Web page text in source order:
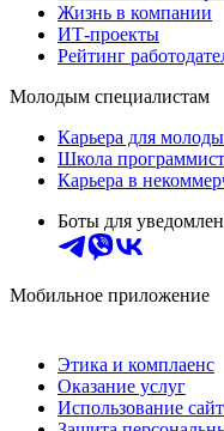
Жизнь в компании
ИТ-проекты
Рейтинг
Молодым специалистам
Карьера для
Школа
Карьера в
Боты для
Мобильное приложение
Этика и комплаенс
Оказание услуг
Использование